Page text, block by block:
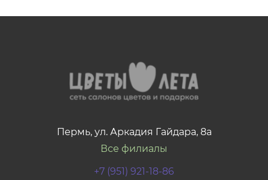
Пермь, ул. Аркадия Гайдара, 8а
Все филиалы
+7 (951) 921-18-86